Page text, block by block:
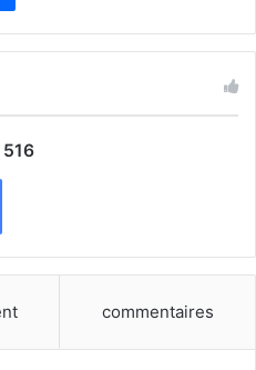
516
commentaires